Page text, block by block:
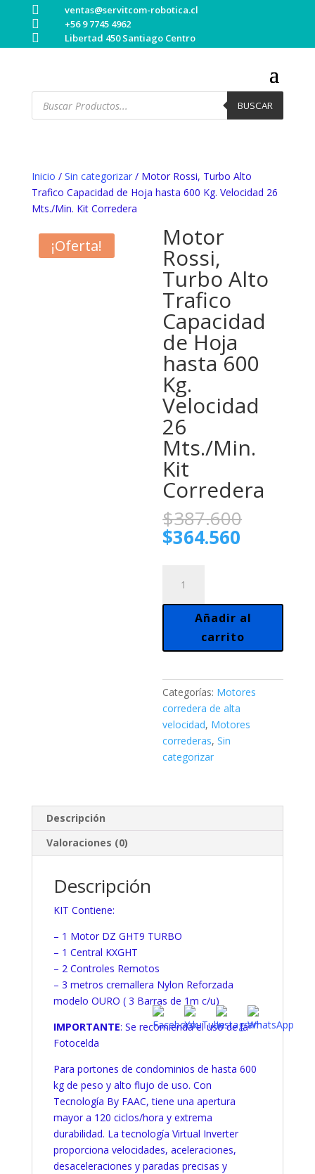
 ventas@servitcom-robotica.cl
 +56 9 7745 4962
 Libertad 450 Santiago Centro
Búsqueda
productos
BUSCAR
Inicio / Sin categorizar/ Motor Rossi, Turbo Alto
Trafico Capacidad de Hoja hasta 600 Kg. Velocidad 26
Mts./Min. Kit Corredera
¡Oferta! Motor
Rossi,
Turbo Alto
Trafico
Capacidad
de Hoja
hasta 600
Kg.
Velocidad
26
Mts./Min.
Kit
Corredera
$387.600
$364.560
Rossi,
Turbo
Capacidad
Hoja
hasta
600
Velocidad
cantidad
Añadir al
carrito
Categorías: Motores
corredera de alta
velocidad, Motores
correderas,Sin
categorizar
Descripción
Valoraciones (0)
Descripción
KIT Contiene:
– 1 Motor DZ GHT9 TURBO
– 1 Central KXGHT
– 2 Controles Remotos
– 3 metros cremallera Nylon Reforzada
modelo OURO ( 3 Barras de 1m c/u)
IMPORTANTE: Se recomienda el uso de la
Fotocelda
Para portones de condominios de hasta 600
kg de peso y alto flujo de uso. Con
Tecnología By FAAC, tiene una apertura
mayor a 120 ciclos/hora y extrema
durabilidad. La tecnología Virtual Inverter
proporciona velocidades, aceleraciones,
desaceleraciones y paradas precisas y